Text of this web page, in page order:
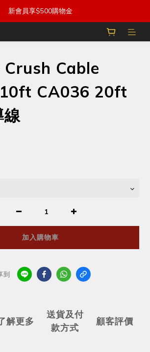
新會員享$500購物金
Cable
CA036 20ft
加入購物車
到
解更多
送貨及付
款方式
顧客評價